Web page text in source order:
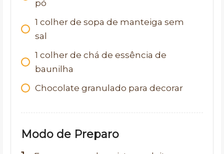
pó
1 colher de sopa de manteiga sem
sal
1 colher de chá de essência de
baunilha
Chocolate granulado para decorar
Modo de Preparo